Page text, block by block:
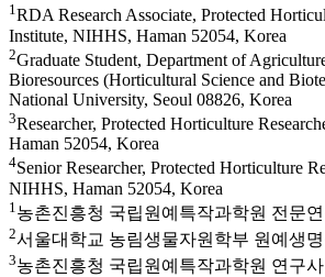
1RDA Research Associate, Protected
Institute, NIHHS, Haman 52054, Korea
2Graduate Student, Department of
Bioresources (Horticultural Science and
National University, Seoul 08826, Korea
3Researcher, Protected Horticulture
Haman 52054, Korea
4Senior Researcher, Protected Horticulture
NIHHS, Haman 52054, Korea
1 농촌진흥청 국립원예특작과학원 전문연
2서울대학교 농림생물자원학부 원예생
3농촌진흥청 국립원예특작과학원 연구사